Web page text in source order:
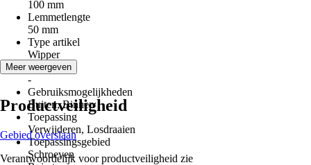
100 mm
Lemmetlengte
50 mm
Type artikel
Wipper
Uitvoering
-
Gebruiksmogelijkheden
Buiten, Binnen
Toepassing
Verwijderen, Losdraaien
Toepassingsgebied
Schroeven
Meer weergeven
Productveiligheid
Gebied overslaan
Verantwoordelijk voor productveiligheid zie